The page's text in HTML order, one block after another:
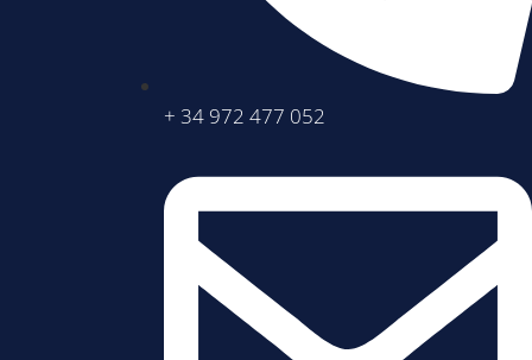
+ 34 972 477 052